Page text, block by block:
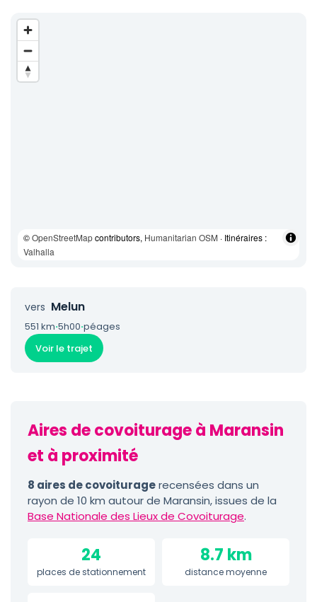
©OpenStreetMapcontributors, Humanitarian OSM · Itinéraires :
Valhalla
vers Melun
551 km·5h00·péages
Voir le trajet
Aires de covoiturage à Maransin
et à proximité
8 aires de covoituragerecensées dans un
rayon de 10 km autour de Maransin, issues de la
Base Nationale des Lieux de Covoiturage.
24
places de stationnement
8.7 km
distance moyenne